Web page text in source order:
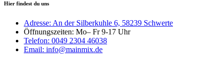
Hier findest du uns
Adresse: An der Silberkuhle 6, 58239 Schwerte
Öffnungszeiten: Mo– Fr 9-17 Uhr
Telefon: 0049 2304 46038
Email: info@mainmix.de